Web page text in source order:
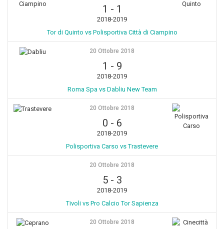
1 - 1
2018-2019
Tor di Quinto vs Polisportiva Città di Ciampino
20 Ottobre 2018
1 - 9
2018-2019
Roma Spa vs Dabliu New Team
20 Ottobre 2018
0 - 6
2018-2019
Polisportiva Carso vs Trastevere
20 Ottobre 2018
5- 3
2018-2019
Tivoli vs Pro Calcio Tor Sapienza
20 Ottobre 2018